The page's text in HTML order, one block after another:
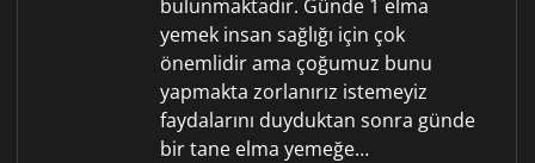
bulunmaktadır. Günde 1 elma
yemek insan sağlığı için çok
önemlidir ama çoğumuz bunu
yapmakta zorlanırız istemeyiz
faydalarını duyduktan sonra günde
bir tane elma yemeğe…